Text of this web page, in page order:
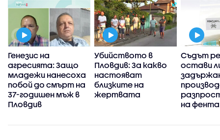
Генезис на
агресията: Защо
младежи нанесоха
побой до смърт на
37-годишен мъж в
Пловдив
Убийството в
Пловдив: За какво
настояват
близките на
жертвата
Съдът
остави
на